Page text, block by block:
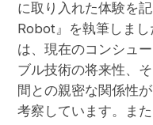
に取り入れた体験を
Robot』を執筆しま
は、現在のコンシュ
ブル技術の将来性、
間との親密な関係性
考察しています。ま